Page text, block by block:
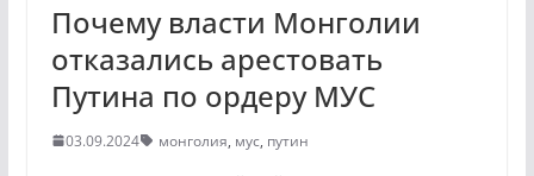
Почему власти Монголии
отказались арестовать
Путина по ордеру МУС
03.09.2024 монголия, мус, путин